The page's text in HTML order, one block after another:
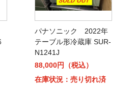
パナソニック 2022年
テーブル形冷蔵庫 SUR-
N1241J
88,000円（税込）
在庫状況：売り切れ済